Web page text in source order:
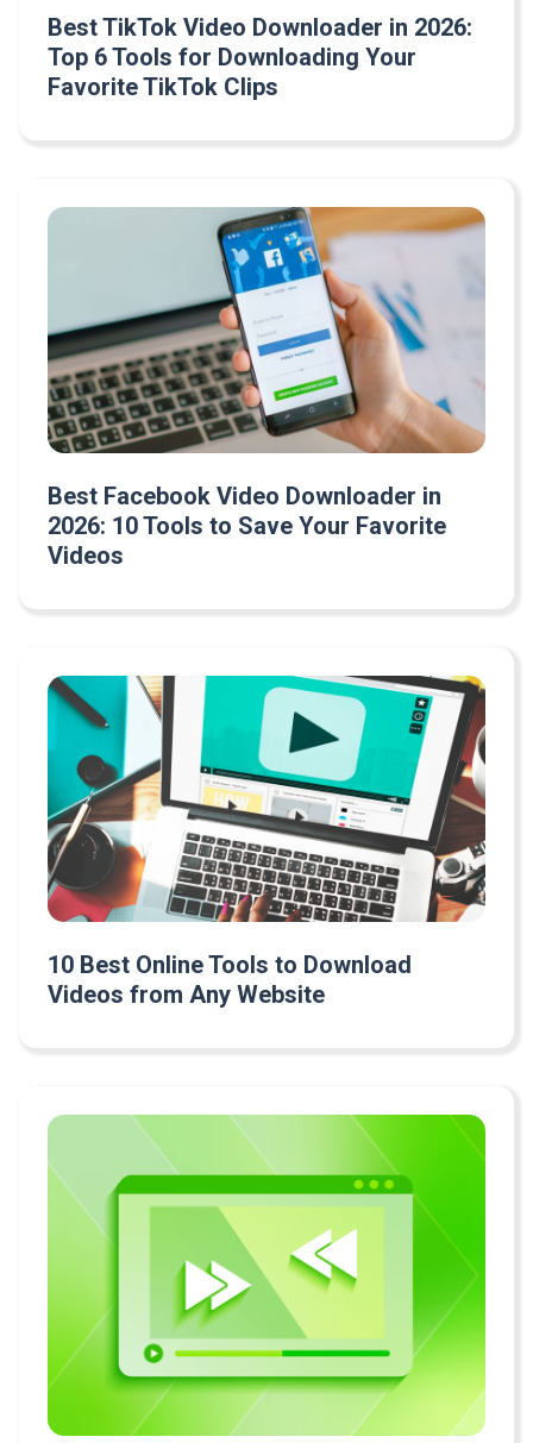
Best TikTok Video Downloader in 2026:
Top 6 Tools for Downloading Your
Favorite TikTok Clips
Best Facebook Video Downloader in
2026: 10 Tools to Save Your Favorite
Videos
10 Best Online Tools to Download
Videos from Any Website